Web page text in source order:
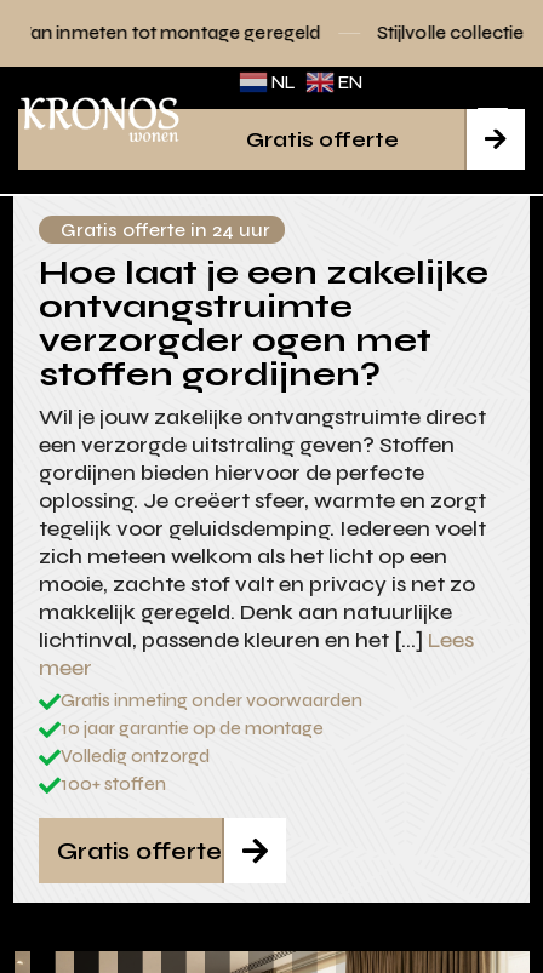
montage geregeld Stijlvolle collecties voor elk interieur
NL EN

Gratis offerte
Gratis offerte in 24 uur
Hoe laat je een zakelijke
ontvangstruimte
verzorgder ogen met
stoffen gordijnen?
Wil je jouw zakelijke ontvangstruimte direct
een verzorgde uitstraling geven? Stoffen
gordijnen bieden hiervoor de perfecte
oplossing. Je creëert sfeer, warmte en zorgt
tegelijk voor geluidsdemping. Iedereen voelt
zich meteen welkom als het licht op een
mooie, zachte stof valt en privacy is net zo
makkelijk geregeld. Denk aan natuurlijke
lichtinval, passende kleuren en het […] Lees
meer
Gratis inmeting onder voorwaarden
10 jaar garantie op de montage
Volledig ontzorgd
100+ stoffen

Gratis offerte